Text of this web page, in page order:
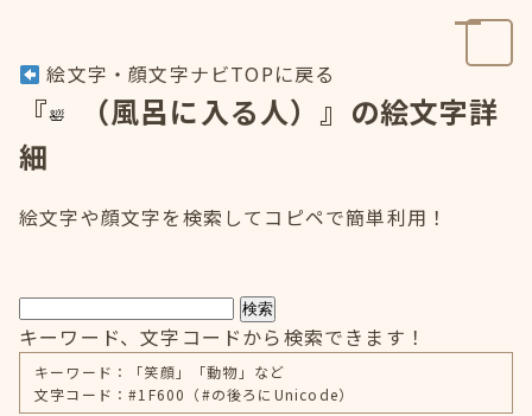
絵文字・顔文字ナビTOPに戻る
『
（風呂に入る人）』の絵文字詳
細
絵文字や顔文字を検索してコピペで簡単利用！
検索
キーワード、文字コードから検索できます！
キーワード：「笑顔」「動物」など
文字コード：#1F600（#の後ろにUnicode）